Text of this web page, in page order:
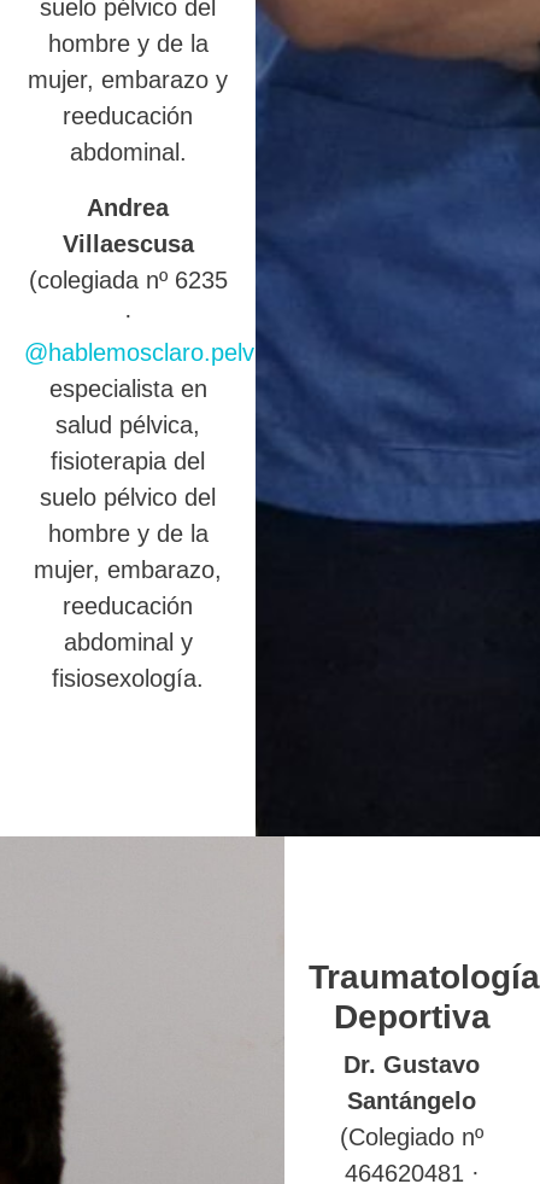
suelo pélvico del
hombre y de la
mujer, embarazo y
reeducación
abdominal.
Andrea
Villaescusa
(colegiada nº 6235
·
@hablemosclaro.pelvic
),
especialista en
salud pélvica,
fisioterapia del
suelo pélvico del
hombre y de la
mujer, embarazo,
reeducación
abdominal y
fisiosexología.
Traumatología
Deportiva
Dr. Gustavo
Santángelo
(Colegiado nº
464620481 ·